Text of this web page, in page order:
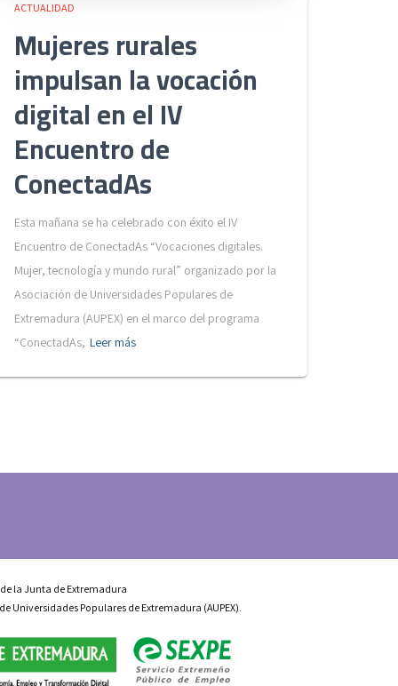
ACTUALIDAD
Mujeres rurales
impulsan la vocación
digital en el IV
Encuentro de
ConectadAs
Esta mañana se ha celebrado con éxito el IV
Encuentro de ConectadAs “Vocaciones digitales.
Mujer, tecnología y mundo rural” organizado por la
Asociación de Universidades Populares de
Extremadura (AUPEX) en el marco del programa
“ConectadAs, Leer más
la Junta de Extremadura
Universidades Populares de Extremadura (AUPEX).